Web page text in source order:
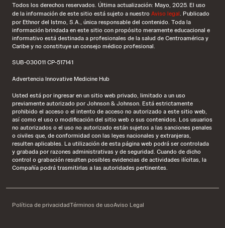
Todos los derechos reservados. Última actualización: Mayo, 2025. El uso
de la información de este sitio está sujeto a nuestro Aviso legal. Publicado
por Ethnor del Istmo, S.A., única responsable del contenido. Toda la
información brindada en este sitio con propósito meramente educacional e
informativo está destinada a profesionales de la salud de Centroamérica y
Caribe y no constituye un consejo médico profesional.
SUB-030011 CP-517141
Advertencia Innovative Medicine Hub
Usted está por ingresar en un sitio web privado, limitado a un uso
previamente autorizado por Johnson & Johnson. Está estrictamente
prohibido el acceso o el intento de acceso no autorizado a este sitio web,
así como el uso o modificación del sitio web o sus contenidos. Los usuarios
no autorizados o el uso no autorizado están sujetos a las sanciones penales
o civiles que, de conformidad con las leyes nacionales y extranjeras,
resulten aplicables. La utilización de esta página web podrá ser controlada
y grabada por razones administrativas y de seguridad. Cuando de dicho
control o grabación resulten posibles evidencias de actividades ilícitas, la
Compañía podrá trasmitirlas a las autoridades pertinentes.
Política de privacidadTérminos de usoAviso Legal